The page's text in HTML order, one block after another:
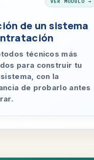
de un sistema
técnicos más
para construir tu
con la
de probarlo antes